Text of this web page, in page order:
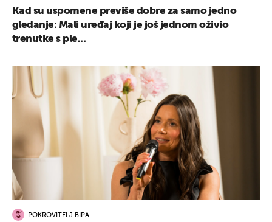
Kad su uspomene previše dobre za samo jedno
gledanje: Mali uređaj koji je još jednom oživio
trenutke s ple...
POKROVITELJ BIPA